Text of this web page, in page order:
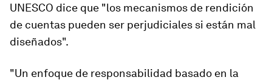
UNESCO dice que "los mecanismos de rendición
de cuentas pueden ser perjudiciales si están mal
diseñados".
"Un enfoque de responsabilidad basado en la